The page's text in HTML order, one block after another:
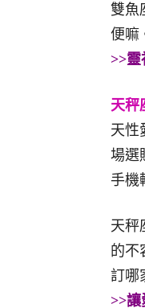
雙魚
便嘛
>>
天秤
天性
場選
手機
天秤
的不
訂哪
>>讓